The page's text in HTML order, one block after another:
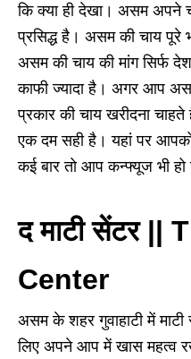
कि क्या ही देखा। असम अपने
प्रसिद्ध है। असम की चाय पूरे
असम की चाय की मांग सिर्फ
काफी ज्यादा है। अगर आप
प्रकार की चाय खरीदना
एक दम सही है। यहां पर
कई बार तो आप कन्फ्यूज भी हो
द माटी सेंटर ||
Center
असम के शहर गुवाहाटी में
लिए अपने आप में खास महत्व